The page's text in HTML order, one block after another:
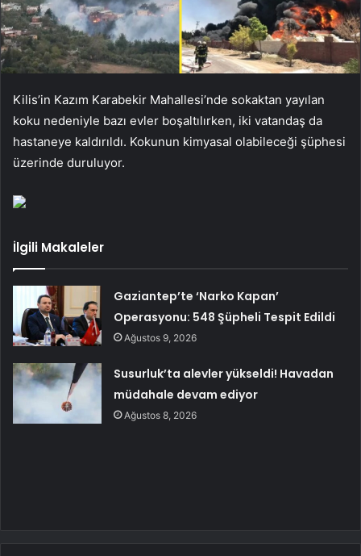
Kilis’in Kazım Karabekir Mahallesi’nde sokaktan yayılan
koku nedeniyle bazı evler boşaltılırken, iki vatandaş da
hastaneye kaldırıldı. Kokunun kimyasal olabileceği şüphesi
üzerinde duruluyor.
İlgili Makaleler
Gaziantep’te ‘Narko Kapan’
Operasyonu: 548 Şüpheli Tespit Edildi
Ağustos 9, 2026
Susurluk’ta alevler yükseldi! Havadan
müdahale devam ediyor
Ağustos 8, 2026